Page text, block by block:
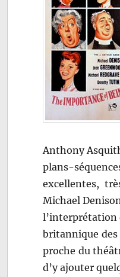
Anthony
plans-
excellentes,
Michael
l’interprétation
britannique
proche du
d’y ajouter